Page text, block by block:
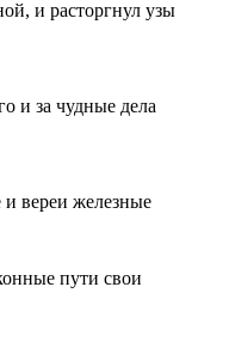
и расторгнул узы
и за чудные дела
вереи железные
пути свои